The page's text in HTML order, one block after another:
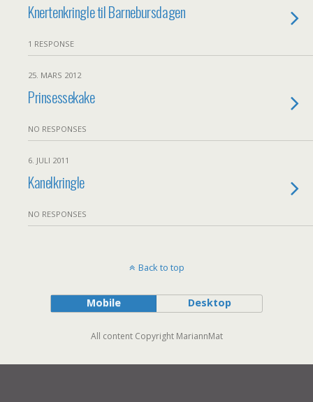
Knertenkringle til Barnebursdagen
1 RESPONSE
25. MARS 2012
Prinsessekake
NO RESPONSES
6. JULI 2011
Kanelkringle
NO RESPONSES
Back to top
Mobile Desktop
All content Copyright MariannMat